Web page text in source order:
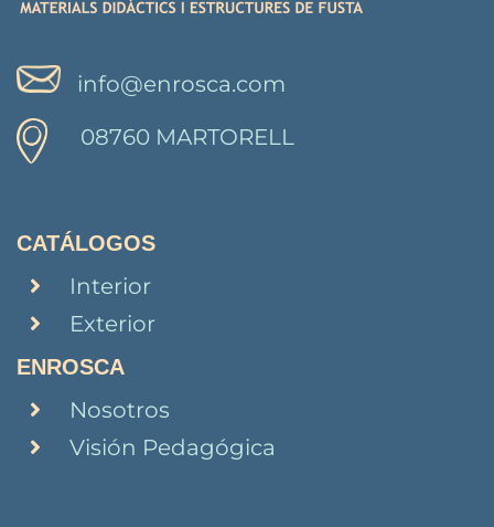
info@enrosca.com
08760 MARTORELL
CATÁLOGOS
Interior
Exterior
ENROSCA
Nosotros
Visión Pedagógica